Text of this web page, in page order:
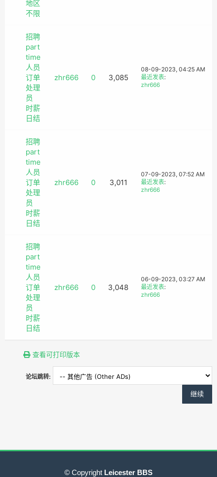
地区
不限
招聘
part
time
人员
订单
处理
员
时薪
日结
zhr666 0 3,085
08-09-2023, 04:25 AM
最近发表:
zhr666
招聘
part
time
人员
订单
处理
员
时薪
日结
zhr666 0 3,011
07-09-2023, 07:52 AM
最近发表:
zhr666
招聘
part
time
人员
订单
处理
员
时薪
日结
zhr666 0 3,048
06-09-2023, 03:27 AM
最近发表:
zhr666
查看可打印版本
论坛跳转:
© Copyright Leicester BBS